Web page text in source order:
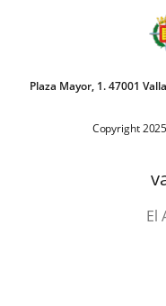
Plaza Mayor, 1. 47001
Copyright
El